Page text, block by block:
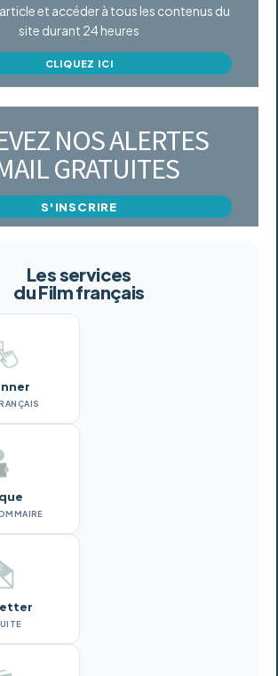
et accéder à tous les contenus du
site durant 24 heures
CLIQUEZ ICI
NOS ALERTES
GRATUITES
S'INSCRIRE
Les services
du Film français